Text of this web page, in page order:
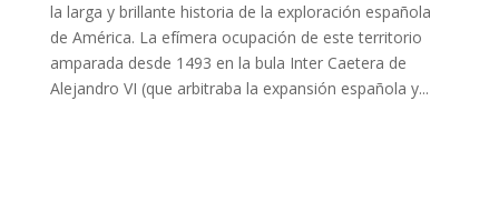
la larga y brillante historia de la exploración española
de América. La efímera ocupación de este territorio
amparada desde 1493 en la bula Inter Caetera de
Alejandro VI (que arbitraba la expansión española y...